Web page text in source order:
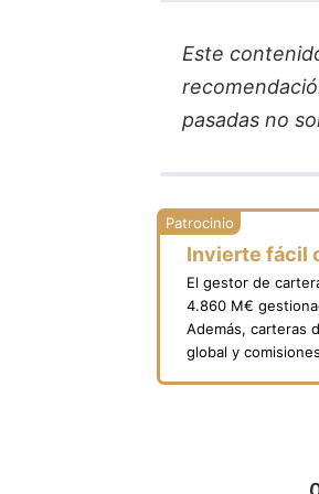
Este
pasadas no
Invierte fácil
El gestor de
4.860 M€
Además, carteras
global y